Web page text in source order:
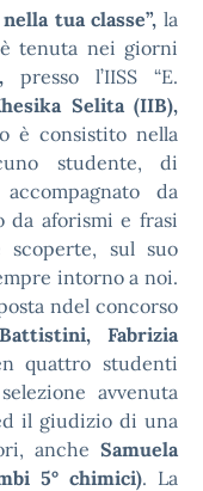
tua classe”, la
tenuta nei giorni
, presso l’IISS “E.
Selita(IIB),
è consistito nella
studente, di
da
da aforismi e frasi
scoperte, sul suo
intorno a noi.
ndel concorso
Fabrizia
quattro studenti
avvenuta
il giudizio di una
anche Samuela
5° chimici). La